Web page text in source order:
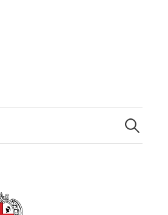
Ricerca
per: